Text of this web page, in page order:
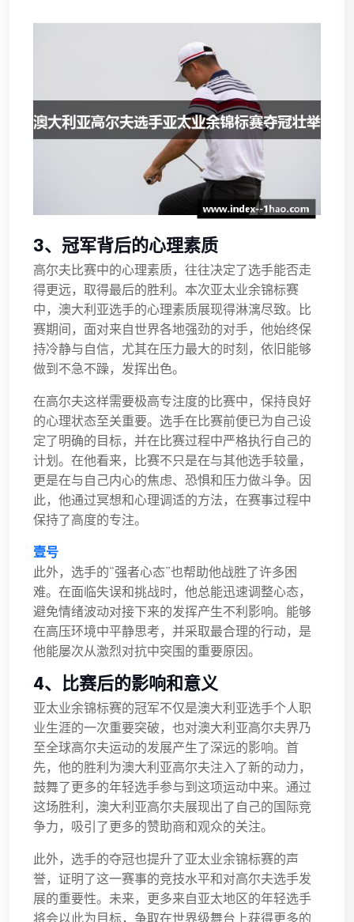
3、冠军背后的心理素质
高尔夫比赛中的心理素质，往往决定了选手能否走
得更远，取得最后的胜利。本次亚太业余锦标赛
中，澳大利亚选手的心理素质展现得淋漓尽致。比
赛期间，面对来自世界各地强劲的对手，他始终保
持冷静与自信，尤其在压力最大的时刻，依旧能够
做到不急不躁，发挥出色。
在高尔夫这样需要极高专注度的比赛中，保持良好
的心理状态至关重要。选手在比赛前便已为自己设
定了明确的目标，并在比赛过程中严格执行自己的
计划。在他看来，比赛不只是在与其他选手较量，
更是在与自己内心的焦虑、恐惧和压力做斗争。因
此，他通过冥想和心理调适的方法，在赛事过程中
保持了高度的专注。
壹号
此外，选手的“强者心态”也帮助他战胜了许多困
难。在面临失误和挑战时，他总能迅速调整心态，
避免情绪波动对接下来的发挥产生不利影响。能够
在高压环境中平静思考，并采取最合理的行动，是
他能屡次从激烈对抗中突围的重要原因。
4、比赛后的影响和意义
亚太业余锦标赛的冠军不仅是澳大利亚选手个人职
业生涯的一次重要突破，也对澳大利亚高尔夫界乃
至全球高尔夫运动的发展产生了深远的影响。首
先，他的胜利为澳大利亚高尔夫注入了新的动力，
鼓舞了更多的年轻选手参与到这项运动中来。通过
这场胜利，澳大利亚高尔夫展现出了自己的国际竞
争力，吸引了更多的赞助商和观众的关注。
此外，选手的夺冠也提升了亚太业余锦标赛的声
誉，证明了这一赛事的竞技水平和对高尔夫选手发
展的重要性。未来，更多来自亚太地区的年轻选手
将会以此为目标，争取在世界级舞台上获得更多的